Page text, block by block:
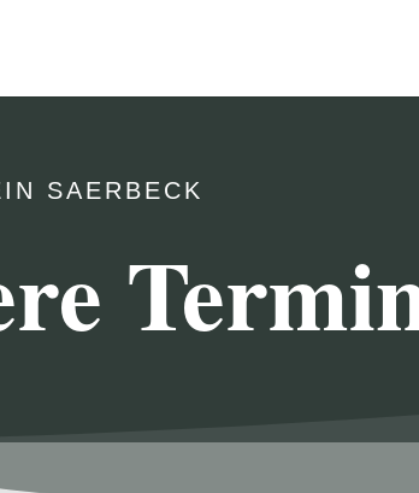
SAERBECK